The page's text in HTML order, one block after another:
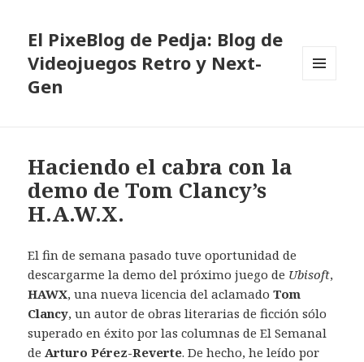
El PixeBlog de Pedja: Blog de
Videojuegos Retro y Next-
Gen
Haciendo el cabra con la
demo de Tom Clancy’s
H.A.W.X.
El fin de semana pasado tuve oportunidad de
descargarme la demo del próximo juego de Ubisoft,
HAWX, una nueva licencia del aclamadoTom
Clancy, un autor de obras literarias de ficción sólo
superado en éxito por las columnas de El Semanal
deArturo Pérez-Reverte. De hecho, he leído por